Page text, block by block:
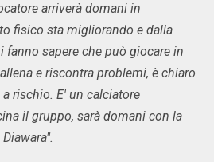
arriverà domani in
fisico sta migliorando e dalla
fanno sapere che può giocare in
e riscontra problemi, è chiaro
rischio. E' un calciatore
il gruppo, sarà domani con la